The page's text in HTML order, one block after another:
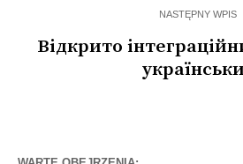
NASTĘPNY WPIS
Відкрито